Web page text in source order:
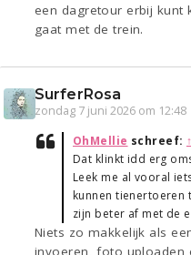
een dagretour erbij kunt
gaat met de trein.
SurferRosa
zondag 7 juni 2026 om 12:48
OhMellie schreef: ↑
Dat klinkt idd erg
Leek me al vooral
kunnen tienertoeren
zijn beter af met de
Niets zo makkelijk als
invoeren, foto uploaden